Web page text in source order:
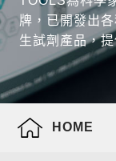
牌，已開發出
生試劑產品，
全面性的產品線
HOME